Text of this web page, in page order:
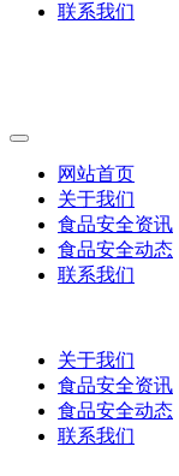
联系我们
网站首页
关于我们
食品安全资讯
食品安全动态
联系我们
关于我们
食品安全资讯
食品安全动态
联系我们